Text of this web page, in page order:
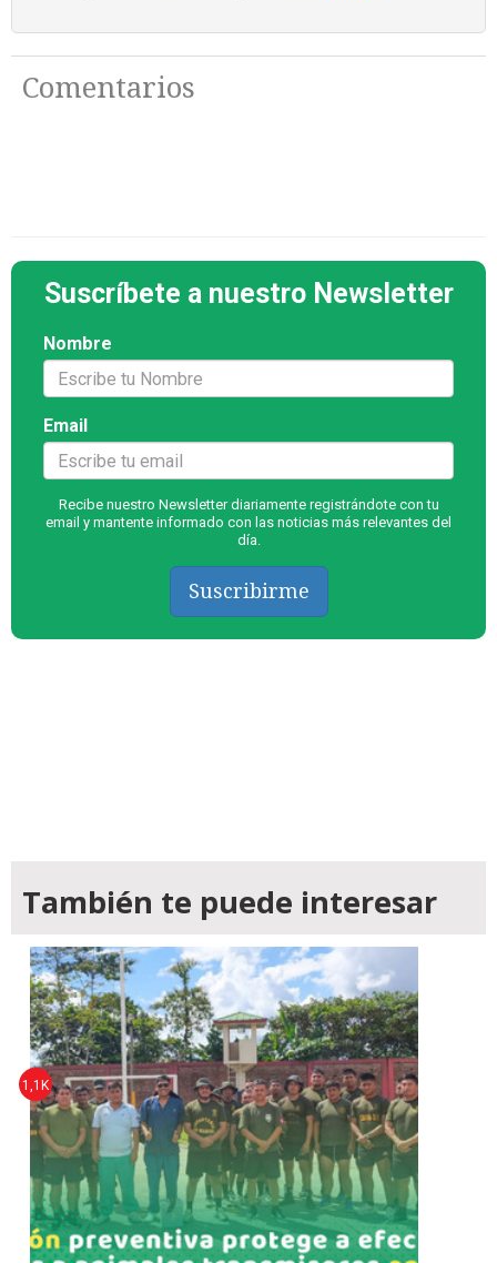
Comentarios
Suscríbete a nuestro Newsletter
Nombre
Email
Recibe nuestro Newsletter diariamente registrándote con tu
email y mantente informado con las noticias más relevantes del
día.
Suscribirme
También te puede interesar
1,1K